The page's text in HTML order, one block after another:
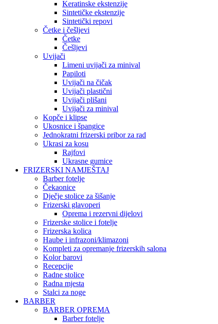
Keratinske ekstenzije
Sintetičke ekstenzije
Sintetički repovi
Četke i češljevi
Četke
Češljevi
Uvijači
Limeni uvijači za minival
Papiloti
Uvijači na čičak
Uvijači plastični
Uvijači plišani
Uvijači za minival
Kopče i klipse
Ukosnice i špangice
Jednokratni frizerski pribor za rad
Ukrasi za kosu
Rajfovi
Ukrasne gumice
FRIZERSKI NAMJEŠTAJ
Barber fotelje
Čekaonice
Dječje stolice za šišanje
Frizerski glavoperi
Oprema i rezervni dijelovi
Frizerske stolice i fotelje
Frizerska kolica
Haube i infrazoni/klimazoni
Kompleti za opremanje frizerskih salona
Kolor barovi
Recepcije
Radne stolice
Radna mjesta
Stalci za noge
BARBER
BARBER OPREMA
Barber fotelje